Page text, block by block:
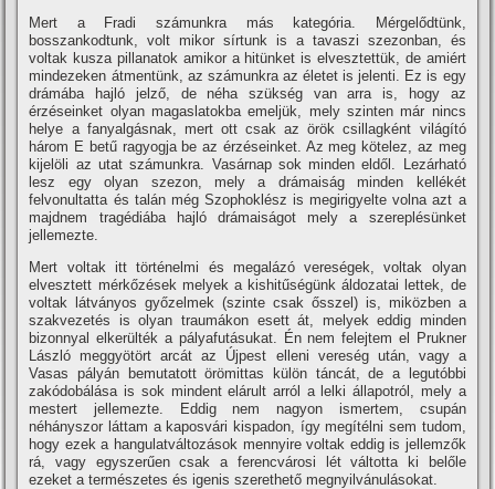
Mert a Fradi számunkra más kategória. Mérgelődtünk,
bosszankodtunk, volt mikor sí­rtunk is a tavaszi szezonban, és
voltak kusza pillanatok amikor a hitünket is elvesztettük, de amiért
mindezeken átmentünk, az számunkra az életet is jelenti. Ez is egy
drámába hajló jelző, de néha szükség van arra is, hogy az
érzéseinket olyan magaslatokba emeljük, mely szinten már nincs
helye a fanyalgásnak, mert ott csak az örök csillagként világí­tó
három E betű ragyogja be az érzéseinket. Az meg kötelez, az meg
kijelöli az utat számunkra. Vasárnap sok minden eldől. Lezárható
lesz egy olyan szezon, mely a drámaiság minden kellékét
felvonultatta és talán még Szophoklész is megirigyelte volna azt a
majdnem tragédiába hajló drámaiságot mely a szereplésünket
jellemezte.
Mert voltak itt történelmi és megalázó vereségek, voltak olyan
elvesztett mérkőzések melyek a kishitűségünk áldozatai lettek, de
voltak látványos győzelmek (szinte csak ősszel) is, miközben a
szakvezetés is olyan traumákon esett át, melyek eddig minden
bizonnyal elkerülték a pályafutásukat. Én nem felejtem el Prukner
László meggyötört arcát az Újpest elleni vereség után, vagy a
Vasas pályán bemutatott örömittas külön táncát, de a legutóbbi
zakódobálása is sok mindent elárult arról a lelki állapotról, mely a
mestert jellemezte. Eddig nem nagyon ismertem, csupán
néhányszor láttam a kaposvári kispadon, í­gy megí­télni sem tudom,
hogy ezek a hangulatváltozások mennyire voltak eddig is jellemzők
rá, vagy egyszerűen csak a ferencvárosi lét váltotta ki belőle
ezeket a természetes és igenis szerethető megnyilvánulásokat.